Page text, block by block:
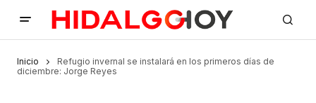
Inicio
Refugio invernal se instalará en los primeros días de
diciembre: Jorge Reyes